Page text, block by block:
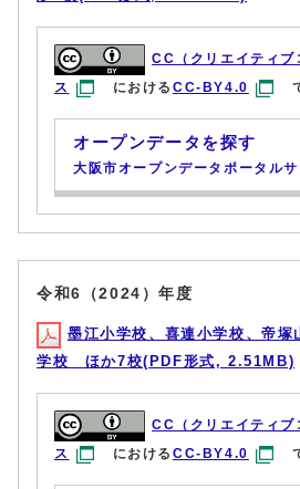
CC（クリエイティブ
ス
におけるCC-BY4.0
オープンデータを探す
大阪市オープンデータポータルサ
令和6（2024）年度
墨江小学校、喜連小学校、帝塚
学校 ほか7校(PDF形式, 2.51MB)
CC（クリエイティブ
ス
におけるCC-BY4.0